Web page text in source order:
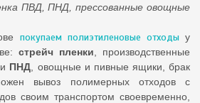
ПВД, ПНД, прессованные овощные
покупаем полиэтиленовые отходыу
стрейч пленки , производственные
и ПНД , овощные и пивные ящики, брак
вывоз полимерных отходов с
своим транспортом своевременно,